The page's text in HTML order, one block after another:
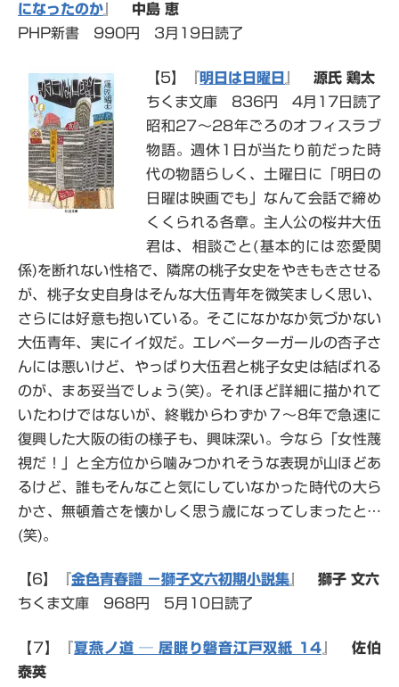
になったのか
中島 恵
PHP新書 990円 3月19日読了
【5】『 明日は日曜日
源氏 鶏太
ちくま文庫 836円 4月17日読了
昭和27～28年ごろのオフィスラブ
物語。週休1日が当たり前だった時
代の物語らしく、土曜日に「明日の
日曜は映画でも」なんて会話で締め
くくられる各章。主人公の桜井大伍
君は、相談ごと(基本的には恋愛関
係)を断れない性格で、隣席の桃子女史をやきもきさせる
が、桃子女史自身はそんな大伍青年を微笑ましく思い、
さらには好意も抱いている。そこになかなか気づかない
大伍青年、実にイイ奴だ。エレベーターガールの杏子さ
んには悪いけど、やっぱり大伍君と桃子女史は結ばれる
のが、まあ妥当でしょう(笑)。それほど詳細に描かれて
いたわけではないが、終戦からわずか７～8年で急速に
復興した大阪の街の様子も、興味深い。今なら「女性蔑
視だ！」と全方位から噛みつかれそうな表現が山ほどあ
るけど、誰もそんなこと気にしていなかった時代の大ら
かさ、無頓着さを懐かしく思う歳になってしまったと…
(笑)。
【6】『金色青春譜 －獅子文六初期小説集
獅子 文六
ちくま文庫 968円 5月10日読了
【7】『夏燕ノ道 ─ 居眠り磐音江戸双紙 14』佐伯
泰英